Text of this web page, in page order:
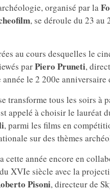
organisé par la
, se déroule du 23 au
au cours desquelles le
parPiero Pruneti,
le 2 200e anniversaire
transforme tous les soirs à
appelé à choisir le lauréat
, parmi les films en
sur des thèmes
année encore en
du XVIe siècle avec la
Pisoni, directeur de